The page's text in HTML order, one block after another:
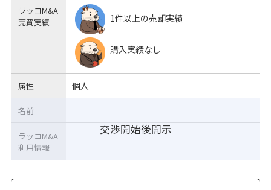
ラッコM&A
売買実績
1件以上の売却実績
購入実績なし
属性 個人
交渉開始後開示
名前
ラッコM&A
利用情報